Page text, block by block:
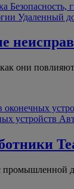
Безопасность,
Удаленный
они
оконечных
устройств